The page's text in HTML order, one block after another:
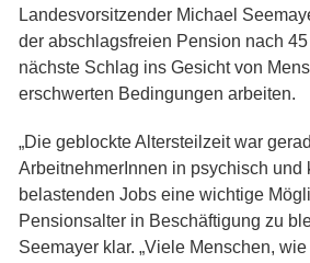
Landesvorsitzender Michael
der abschlagsfreien Pension nach
nächste Schlag ins Gesicht von
erschwerten Bedingungen arbeiten.
„Die geblockte Altersteilzeit war
ArbeitnehmerInnen in psychisch und
belastenden Jobs eine wichtige
Pensionsalter in Beschäftigung zu
Seemayer klar. „Viele Menschen,